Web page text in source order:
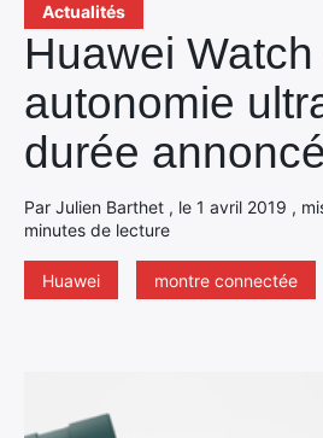
Actualités
Huawei
autonomie
durée
Par Julien Barthet , le 1 avril 2019 ,
minutes de lecture
Huawei montre connectée